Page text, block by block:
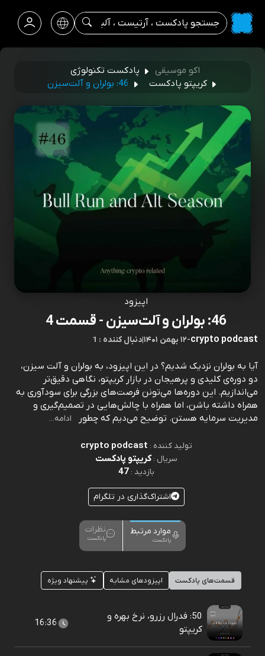
اکو موسیقی
پادکست تکنولوژی
کریپتو پادکست
46: بولران و آلت‌سیزن
اپیزود
46: بولران و آلت‌سیزن - قسمت 4
crypto podcast
-۱۲ بهمن ۱۴۰۱ |1 : دنبال کننده
آیا به بولران نزدیک شدیم؟ در این اپیزود، به بولران و آلت سیزن،
دو دوره‌ی کلیدی و پرهیجان در بازار کریپتو، نگاهی دقیق‌تر
می‌اندازیم. این دوره‌ها می‌تونن فرصت‌های بزرگی برای سودآوری به
همراه داشته باشن، اما همراه با چالش‌هایی در تصمیم‌گیری و
مدیریت سرمایه هستن. توضیح می‌دیم که چطور
ادامه...
تولید کننده : crypto podcast
سریال :کریپتو پادکست
بازدید :47
اشتراک‌گذاری در تلگرام
موارد مرتبط
پادکست
نظرات
پادکست
قسمت‌های پادکست اپیزودهای مشابه پیشنهاد ویژه
50: فدرال رزرو، نرخ بهره و
کریپتو
16:36